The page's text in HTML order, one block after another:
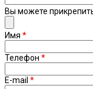
Вы можете
Имя *
Телефон *
E-mail *